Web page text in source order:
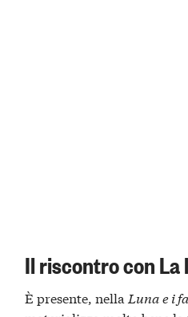
Il riscontro con La
È presente, nella Luna e i